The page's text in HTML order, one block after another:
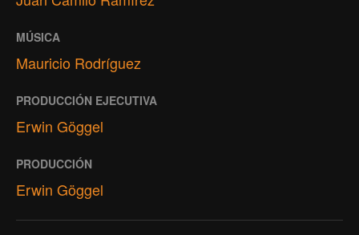
MÚSICA
Mauricio Rodríguez
PRODUCCIÓN EJECUTIVA
Erwin Göggel
PRODUCCIÓN
Erwin Göggel